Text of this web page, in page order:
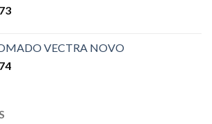
VECTRA NOVO